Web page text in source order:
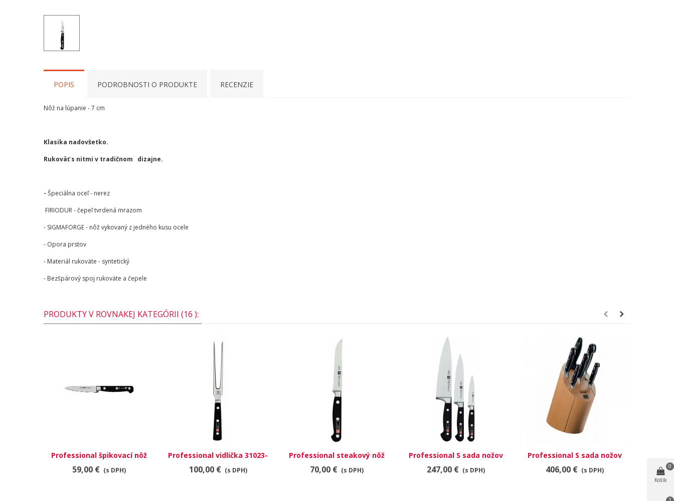
POPIS PODROBNOSTI O PRODUKTE RECENZIE
Nôž na lúpanie - 7 cm
Klasika nadovšetko.
Rukoväť s nitmi v tradičnom dizajne.
- Špeciálna oceľ - nerez
FIRIODUR - čepeľ tvrdená mrazom
- SIGMAFORGE - nôž vykovaný z jedného kusu ocele
- Opora prstov
- Materiál rukoväte - syntetický
- Bezšpárový spoj rukoväte a čepele
PRODUKTY V ROVNAKEJ KATEGÓRII (16 ):
Professional špikovací nôž
31020-101
59,00 € (s DPH)
Professional vidlička 31023-
181
100,00 € (s DPH)
Professional steakový nôž
31028-121
70,00 € (s DPH)
Professional S sada nožov
35602-000
247,00 € (s DPH)
Professional S sada nožov
35621-000
406,00 € (s DPH)
Košík
0